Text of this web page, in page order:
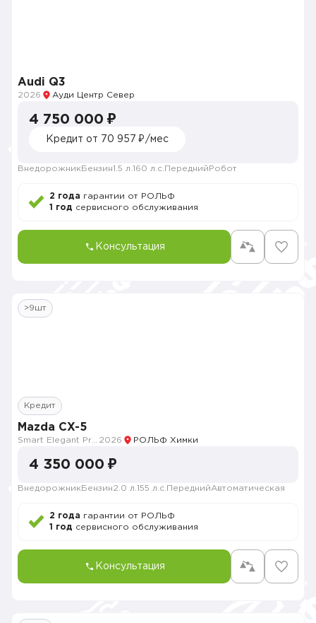
Audi Q3
2026 Ауди Центр Север
4 750 000 ₽
Кредит от 70 957 ₽/мес
Внедорожник Бензин1.5 л. 160 л.с. Передний Робот
2 года гарантии от РОЛЬФ
1 год сервисного обслуживания
Консультация
>9шт
Кредит
Mazda CX-5
2026 РОЛЬФ Химки
4 350 000 ₽
Внедорожник Бензин2.0 л. 155 л.с. ПереднийАвтоматическая
2 года гарантии от РОЛЬФ
1 год сервисного обслуживания
Консультация